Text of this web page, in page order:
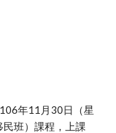
年11月30日（星
班）課程，上課